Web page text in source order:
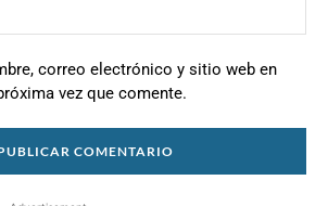
correo electrónico y sitio web en
vez que comente.